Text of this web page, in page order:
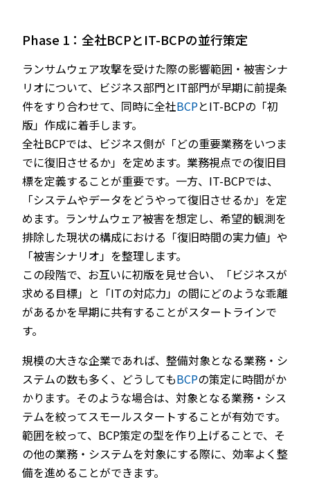
Phase 1：全社BCPとIT-BCPの並行策定
ランサムウェア攻撃を受けた際の影響範囲・被害シナ
リオについて、ビジネス部門とIT部門が早期に前提条
件をすり合わせて、同時に全社BCPとIT-BCPの「初
版」作成に着手します。
全社BCPでは、ビジネス側が「どの重要業務をいつま
でに復旧させるか」を定めます。業務視点での復旧目
標を定義することが重要です。一方、IT-BCPでは、
「システムやデータをどうやって復旧させるか」を定
めます。ランサムウェア被害を想定し、希望的観測を
排除した現状の構成における「復旧時間の実力値」や
「被害シナリオ」を整理します。
この段階で、お互いに初版を見せ合い、「ビジネスが
求める目標」と「ITの対応力」の間にどのような乖離
があるかを早期に共有することがスタートラインで
す。
規模の大きな企業であれば、整備対象となる業務・シ
ステムの数も多く、どうしてもBCPの策定に時間がか
かります。そのような場合は、対象となる業務・シス
テムを絞ってスモールスタートすることが有効です。
範囲を絞って、BCP策定の型を作り上げることで、そ
の他の業務・システムを対象にする際に、効率よく整
備を進めることができます。